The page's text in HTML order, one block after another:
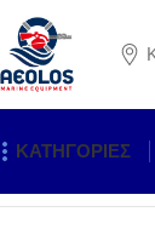
ΚΑΤΗΓΟΡΙΕΣ